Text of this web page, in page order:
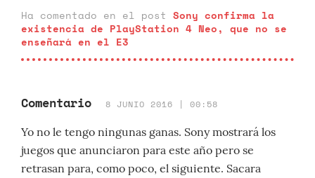
Ha comentado en el post Sony confirma la
existencia de PlayStation 4 Neo, que no se
enseñará en el E3
Comentario 8 JUNIO 2016 | 00:58
Yo no le tengo ningunas ganas. Sony mostrará los
juegos que anunciaron para este año pero se
retrasan para, como poco, el siguiente. Sacara